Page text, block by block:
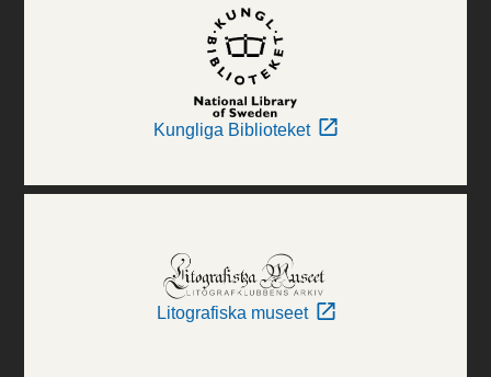
Kungliga Biblioteket
Litografiska museet